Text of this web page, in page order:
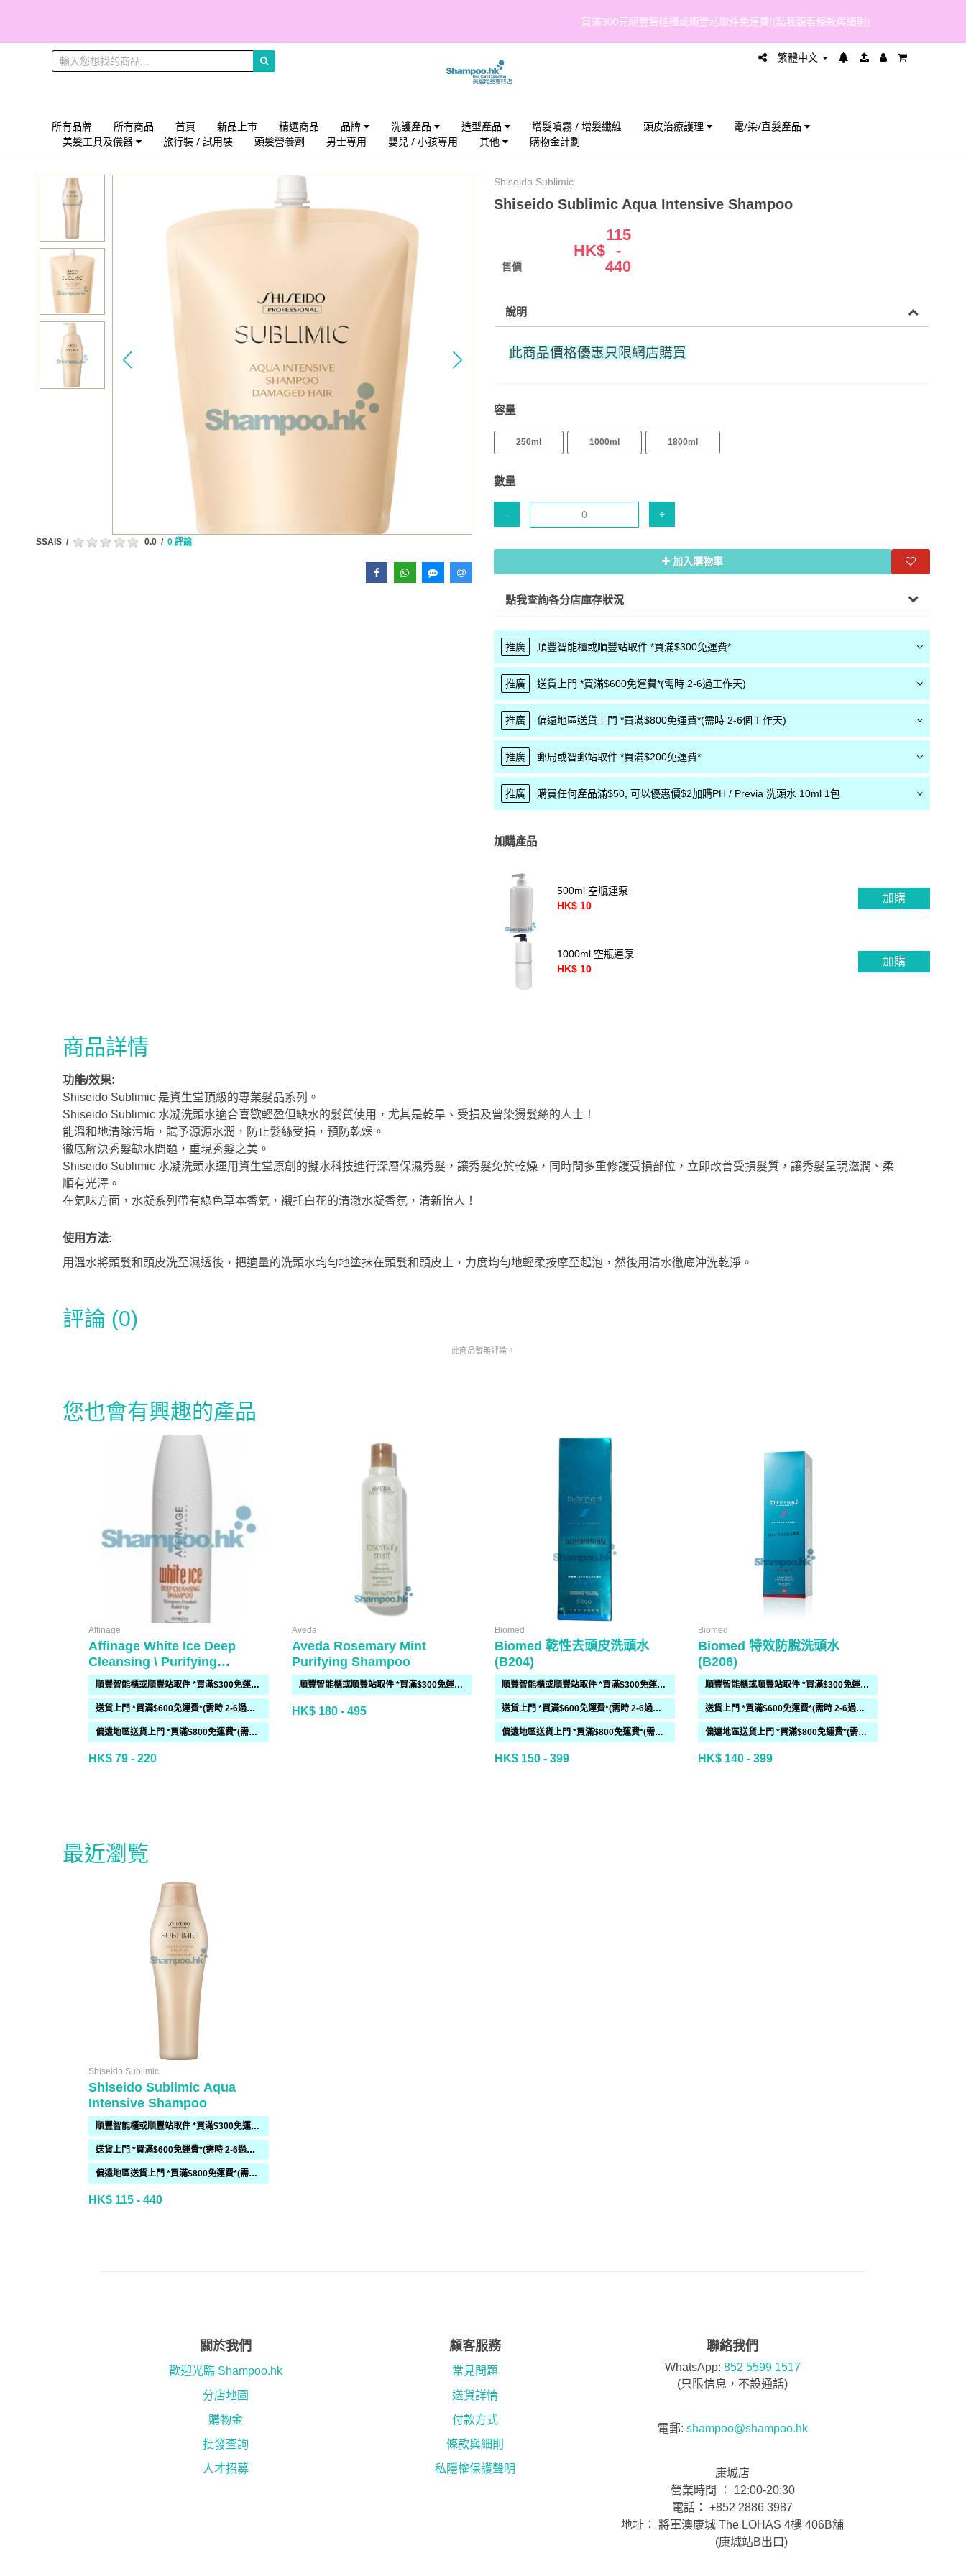
買滿300元順豐智能櫃或順豐站取件免運費!(點我觀看條款與細則)
繁體中文
所有品牌 所有商品 首頁 新品上市 精選商品 品牌 洗護產品 造型產品 增髮噴霧 / 增髮纖維 頭皮治療護理
電/染/直髮產品
美髮工具及儀器
旅行裝 / 試用裝 頭髮營養劑 男士專用 嬰兒 / 小孩專用 其他 購物金計劃
SSAIS / 0.0 / 0 評論
Shiseido Sublimic
Shiseido Sublimic Aqua Intensive Shampoo
售價
HK$
115
-
440
說明
此商品價格優惠只限網店購買
容量
250ml 1000ml 1800ml
數量
- +
加入購物車
點我查詢各分店庫存狀況
推廣 順豐智能櫃或順豐站取件 *買滿$300免運費*
推廣 送貨上門 *買滿$600免運費*(需時 2-6過工作天)
推廣 偏遠地區送貨上門 *買滿$800免運費*(需時 2-6個工作天)
推廣 郵局或智郵站取件 *買滿$200免運費*
推廣 購買任何產品滿$50, 可以優惠價$2加購PH / Previa 洗頭水 10ml 1包
加購產品
500ml 空瓶連泵
HK$ 10
加購
1000ml 空瓶連泵
HK$ 10
加購
商品詳情
功能/效果:
Shiseido Sublimic 是資生堂頂級的專業髮品系列。
Shiseido Sublimic 水凝洗頭水適合喜歡輕盈但缺水的髮質使用，尤其是乾旱、受損及曾染燙髮絲的人士！
能溫和地清除污垢，賦予源源水潤，防止髮絲受損，預防乾燥。
徹底解決秀髮缺水問題，重現秀髮之美。
Shiseido Sublimic 水凝洗頭水運用資生堂原創的擬水科技進行深層保濕秀髮，讓秀髮免於乾燥，同時間多重修護受損部位，立即改善受損髮質，讓秀髮呈現滋潤、柔
順有光澤。
在氣味方面，水凝系列帶有綠色草本香氣，襯托白花的清澈水凝香氛，清新怡人！
使用方法:
用溫水將頭髮和頭皮洗至濕透後，把適量的洗頭水均勻地塗抹在頭髮和頭皮上，力度均勻地輕柔按摩至起泡，然後用清水徹底沖洗乾淨。
評論 (0)
此商品暫無評論。
您也會有興趣的產品
Affinage
Affinage White Ice Deep
Cleansing \ Purifying
Shampoo
順豐智能櫃或順豐站取件 *買滿$300免運費*
送貨上門 *買滿$600免運費*(需時 2-6過工作天)
偏遠地區送貨上門 *買滿$800免運費*(需時 2-6個工作天)
HK$ 79 - 220
Aveda
Aveda Rosemary Mint
Purifying Shampoo
順豐智能櫃或順豐站取件 *買滿$300免運費*
HK$ 180 - 495
Biomed
Biomed 乾性去頭皮洗頭水
(B204)
順豐智能櫃或順豐站取件 *買滿$300免運費*
送貨上門 *買滿$600免運費*(需時 2-6過工作天)
偏遠地區送貨上門 *買滿$800免運費*(需時 2-6個工作天)
HK$ 150 - 399
Biomed
Biomed 特效防脫洗頭水
(B206)
順豐智能櫃或順豐站取件 *買滿$300免運費*
送貨上門 *買滿$600免運費*(需時 2-6過工作天)
偏遠地區送貨上門 *買滿$800免運費*(需時 2-6個工作天)
HK$ 140 - 399
最近瀏覧
Shiseido Sublimic
Shiseido Sublimic Aqua
Intensive Shampoo
順豐智能櫃或順豐站取件 *買滿$300免運費*
送貨上門 *買滿$600免運費*(需時 2-6過工作天)
偏遠地區送貨上門 *買滿$800免運費*(需時 2-6個工作天)
HK$ 115 - 440
關於我們
歡迎光臨 Shampoo.hk
分店地圖
購物金
批發查詢
人才招募
顧客服務
常見問題
送貨詳情
付款方式
條款與細則
私隱權保護聲明
聯絡我們
WhatsApp: 852 5599 1517
(只限信息，不設通話)
電郵: shampoo@shampoo.hk
康城店
營業時間 ： 12:00-20:30
電話： +852 2886 3987
地址： 將軍澳康城 The LOHAS 4樓 406B舖
(康城站B出口)